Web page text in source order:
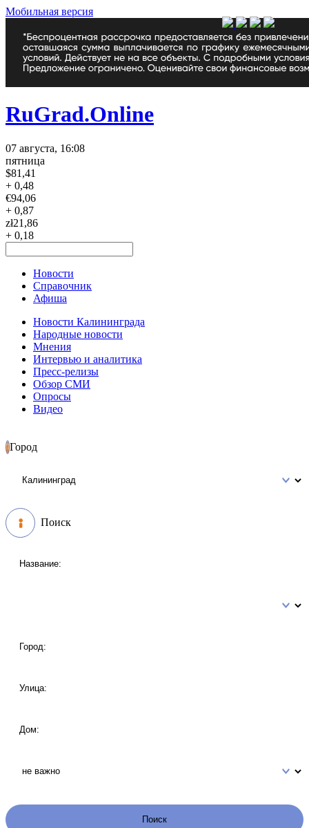
Мобильная версия
RuGrad.Online
07 августа, 16:08
пятница
$81,41
+ 0,48
€94,06
+ 0,87
zł21,86
+ 0,18
Новости
Справочник
Афиша
Новости Калининграда
Народные новости
Мнения
Интервью и аналитика
Пресс-релизы
Обзор СМИ
Опросы
Видео
Город
Поиск